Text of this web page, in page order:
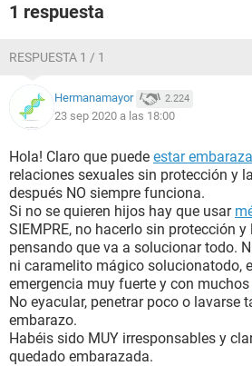
1 respuesta
RESPUESTA 1 / 1
Hermanamayor 2.224
23 sep 2020 a las 18:00
Hola! Claro que puede estar
relaciones sexuales sin protección y
después NO siempre funciona.
Si no se quieren hijos hay que usar
SIEMPRE, no hacerlo sin protección
pensando que va a solucionar todo.
ni caramelito mágico solucionatodo,
emergencia muy fuerte y con muchos
No eyacular, penetrar poco o lavarse
embarazo.
Habéis sido MUY irresponsables y
quedado embarazada.